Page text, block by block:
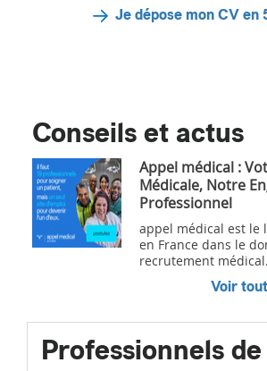
Je dépose mon CV en
Conseils et actus
Appel médical :
Médicale, Notre
Professionnel
appel médical est le
en France dans le
recrutement médical.
Voir
Professionnels